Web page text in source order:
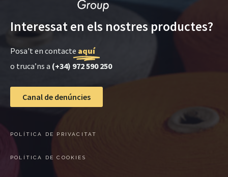
Interessat en els nostres productes?
Posa't en contacte aquí
o truca’ns a (+34) 972 590 250
Canal de denúncies
POLÍTICA DE PRIVACITAT
POLÍTICA DE COOKIES